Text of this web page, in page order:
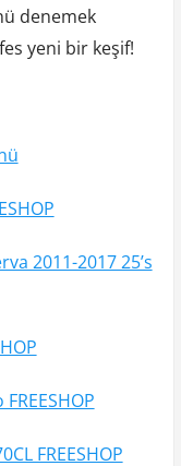
denemek
yeni bir keşif!
2011-2017 25’s
FREESHOP